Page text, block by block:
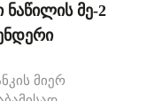
მე-2
მიერ